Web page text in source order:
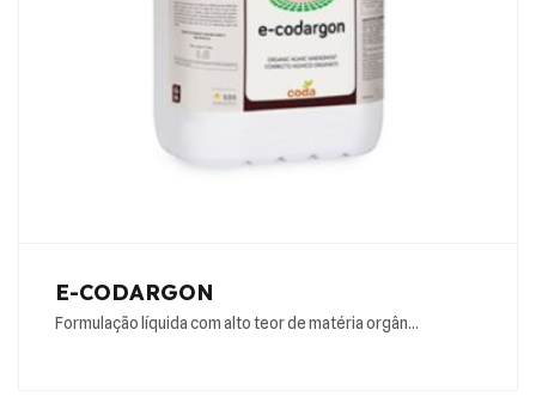
E-CODARGON
Formulação líquida com alto teor de matéria orgân…